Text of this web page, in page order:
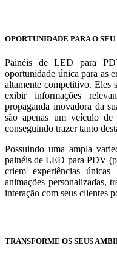
OPORTUNIDADE PARA O
Painéis de LED para
oportunidade única para as
altamente competitivo. Eles
exibir informações
propaganda inovadora da
são apenas um veículo
conseguindo trazer tanto
Possuindo uma ampla
painéis de LED para PDV
criem experiências
animações personalizadas,
interação com seus clientes
TRANSFORME OS SEUS